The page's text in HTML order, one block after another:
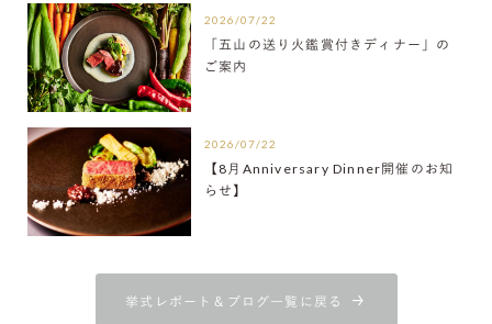
2026/07/22
「五山の送り火鑑賞付きディナー」の
ご案内
2026/07/22
【8月Anniversary Dinner開催のお知
らせ】
挙式レポート＆ブログ一覧に戻る